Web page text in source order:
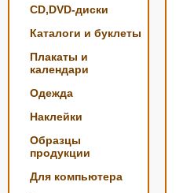
CD,DVD-диски
Каталоги и буклеты
Плакаты и
календари
Одежда
Наклейки
Образцы
продукции
Для компьютера